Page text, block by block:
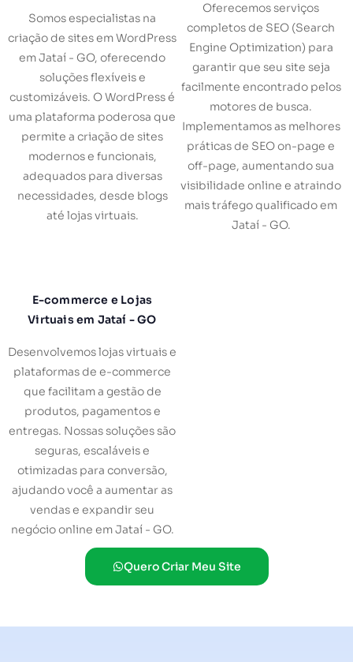
Somos especialistas na
criação de sites em WordPress
em Jataí - GO, oferecendo
soluções flexíveis e
customizáveis. O WordPress é
uma plataforma poderosa que
permite a criação de sites
modernos e funcionais,
adequados para diversas
necessidades, desde blogs
até lojas virtuais.
Oferecemos serviços
completos de SEO (Search
Engine Optimization) para
garantir que seu site seja
facilmente encontrado pelos
motores de busca.
Implementamos as melhores
práticas de SEO on-page e
off-page, aumentando sua
visibilidade online e atraindo
mais tráfego qualificado em
Jataí - GO.
E-commerce e Lojas
Virtuais em Jataí - GO
Desenvolvemos lojas virtuais e
plataformas de e-commerce
que facilitam a gestão de
produtos, pagamentos e
entregas. Nossas soluções são
seguras, escaláveis e
otimizadas para conversão,
ajudando você a aumentar as
vendas e expandir seu
negócio online em Jataí - GO.
Quero Criar Meu Site